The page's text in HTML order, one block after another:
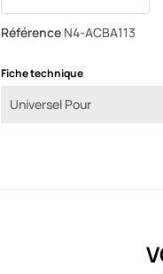
Référence N4-ACBA113
Fiche technique
Universel Pour